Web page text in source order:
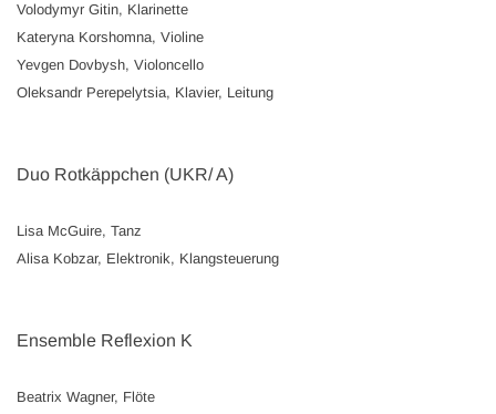
Volodymyr Gitin, Klarinette
Kateryna Korshomna, Violine
Yevgen Dovbysh, Violoncello
Oleksandr Perepelytsia, Klavier, Leitung
Duo Rotkäppchen (UKR/ A)
Lisa McGuire, Tanz
Alisa Kobzar, Elektronik, Klangsteuerung
Ensemble Reflexion K
Beatrix Wagner, Flöte